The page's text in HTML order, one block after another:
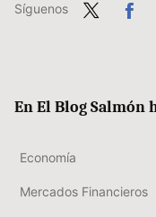
Síguenos
En El Blog Salmón
Economía
Mercados Financieros